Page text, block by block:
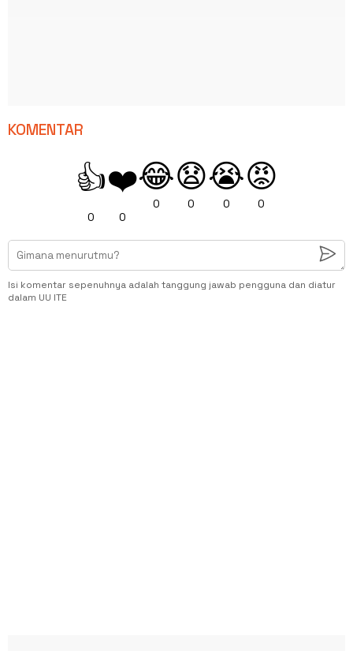
KOMENTAR
👍
0
❤️
0
😂
0
😧
0
😭
0
😡
0
Isi komentar sepenuhnya adalah tanggung jawab pengguna dan diatur
dalam UU ITE